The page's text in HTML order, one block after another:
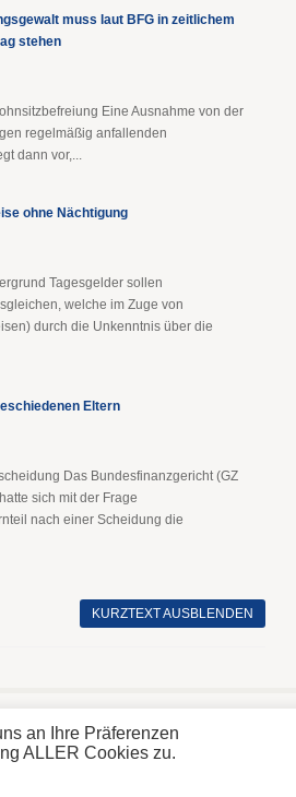
muss laut BFG in zeitlichem
stehen
Eine Ausnahme von der
regelmäßig anfallenden
dann vor,...
ohne Nächtigung
Tagesgelder sollen
welche im Zuge von
durch die Unkenntnis über die
Eltern
Das Bundesfinanzgericht (GZ
sich mit der Frage
nach einer Scheidung die
KURZTEXT AUSBLENDEN
an Ihre Präferenzen
ALLER Cookies zu.